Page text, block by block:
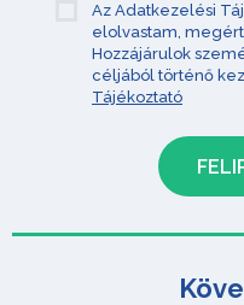
Az Adatkezelési
elolvastam,
Hozzájárulok
céljából történő
Tájékoztató